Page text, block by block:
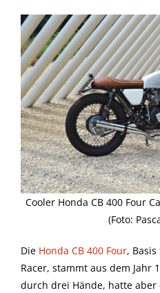
Cooler Honda CB 400 Four
(Foto:
Die Honda CB 400 Four,
Racer, stammt aus dem Jahr
durch drei Hände, hatte aber